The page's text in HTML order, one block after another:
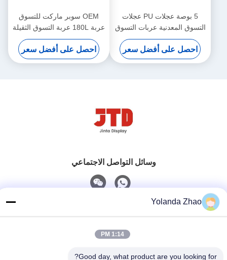
5 بوصة عجلات PU عجلات
التسوق المعدنية عربات التسوق
احصل على أفضل سعر
OEM سوبر ماركت للتسوق
عربة 180L عربة التسوق الثقيلة
الصلب
احصل على أفضل سعر
وسائل التواصل الاجتماعي
Yolanda Zhao
1:14 PM
Good day, what product are you looking for?